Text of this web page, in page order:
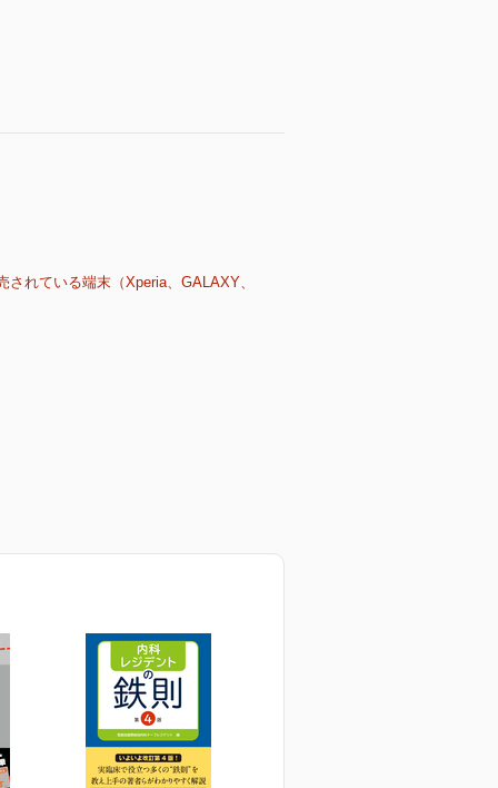
れている端末（Xperia、GALAXY、